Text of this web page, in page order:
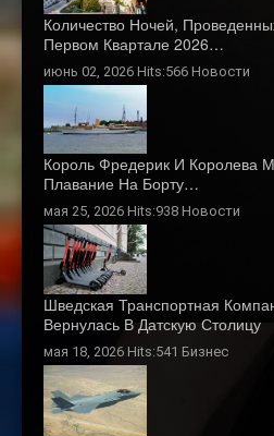
Количество Ночей,
Первом Квартале 2026…
июнь 02, 2026 Hits:566 Новости
Король Фредерик И Королева
Плавание На Борту…
мая 25, 2026 Hits:938 Новости
Шведская Транспортная
Вернулась В Датскую Столицу
мая 18, 2026 Hits:541 Бизнес